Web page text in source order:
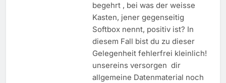
begehrt , bei was der weisse
Kasten, jener gegenseitig
Softbox nennt, positiv ist? In
diesem Fall bist du zu dieser
Gelegenheit fehlerfrei kleinlich!
unsereins versorgen dir
allgemeine Datenmaterial noch